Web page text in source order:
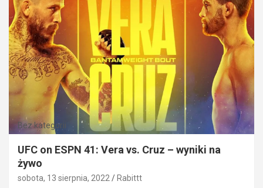
Bez kategorii
UFC on ESPN 41: Vera vs. Cruz – wyniki na
żywo
sobota, 13 sierpnia, 2022 Rabittt